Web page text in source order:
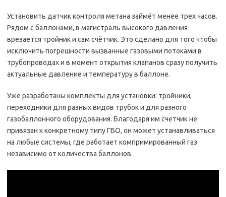
Установить датчик контроля метана займёт менее трех часов.
Рядом с баллонами, в магистраль высокого давления
врезается тройник и сам счётчик. Это сделано для того чтобы
исключить погрешности вызванные газовыми потоками в
трубопроводах и в момент открытия клапанов сразу получить
актуальные давление и температуру в баллоне.
Уже разработаны комплекты для установки: тройники,
переходники для разных видов трубок и для разного
газобаллонного оборудования. Благодаря им счетчик не
привязан к конкретному типу ГБО, он может устанавливаться
на любые системы, где работает компримированный газ
независимо от количества баллонов.